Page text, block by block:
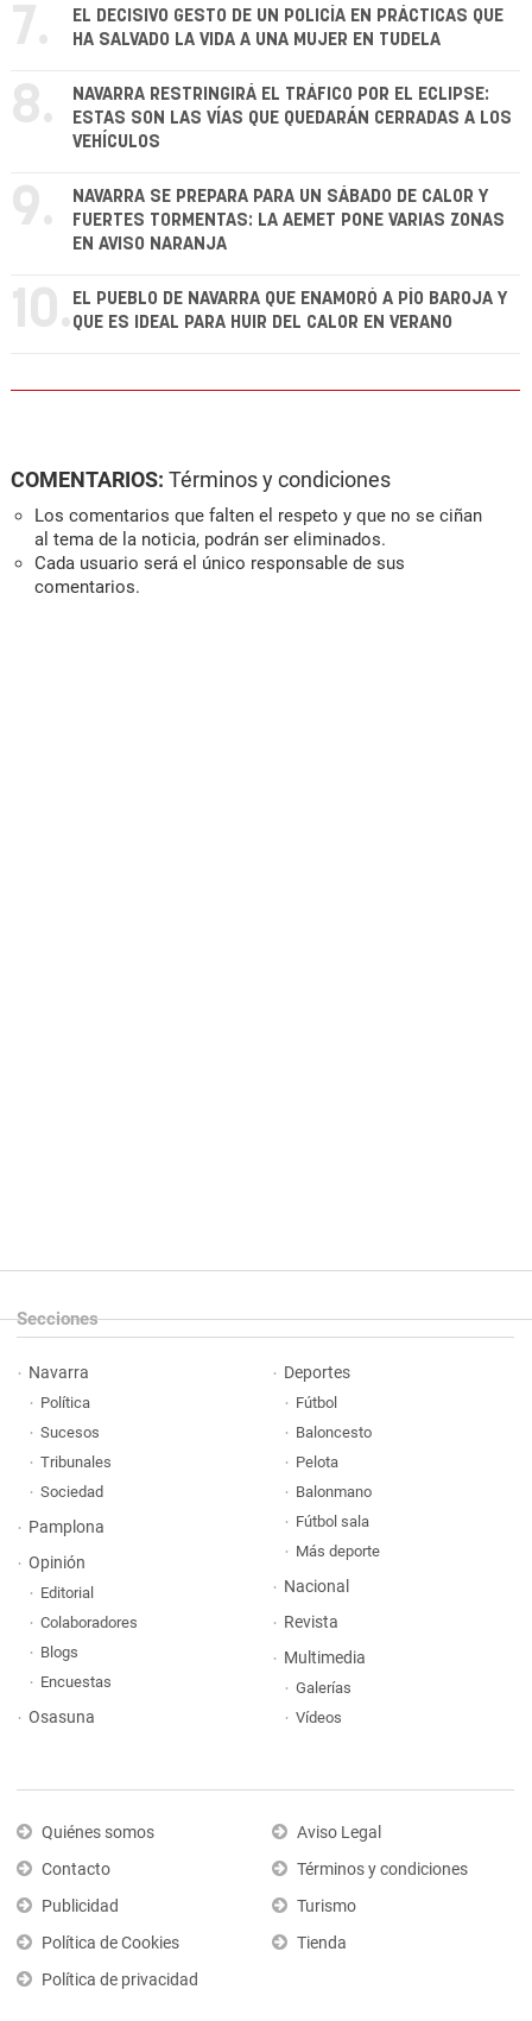
7.
EL DECISIVO GESTO DE UN POLICÍA EN PRÁCTICAS QUE
HA SALVADO LA VIDA A UNA MUJER EN TUDELA
8.
NAVARRA RESTRINGIRÁ EL TRÁFICO POR EL ECLIPSE:
ESTAS SON LAS VÍAS QUE QUEDARÁN CERRADAS A LOS
VEHÍCULOS
9.
NAVARRA SE PREPARA PARA UN SÁBADO DE CALOR Y
FUERTES TORMENTAS: LA AEMET PONE VARIAS ZONAS
EN AVISO NARANJA
10. EL PUEBLO DE NAVARRA QUE ENAMORÓ A PÍO BAROJA Y
QUE ES IDEAL PARA HUIR DEL CALOR EN VERANO
COMENTARIOS: Términos y condiciones
Los comentarios que falten el respeto y que no se ciñan
al tema de la noticia, podrán ser eliminados.
Cada usuario será el único responsable de sus
comentarios.
Secciones
Navarra
Política
Sucesos
Tribunales
Sociedad
Pamplona
Opinión
Editorial
Colaboradores
Blogs
Encuestas
Osasuna
Deportes
Fútbol
Baloncesto
Pelota
Balonmano
Fútbol sala
Más deporte
Nacional
Revista
Multimedia
Galerías
Vídeos
Quiénes somos
Contacto
Publicidad
Política de Cookies
Política de privacidad
Aviso Legal
Términos y condiciones
Turismo
Tienda